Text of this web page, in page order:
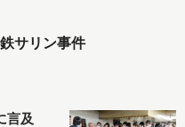
サリン事件
言及